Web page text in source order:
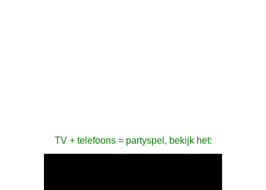
TV + telefoons = partyspel, bekijk het: